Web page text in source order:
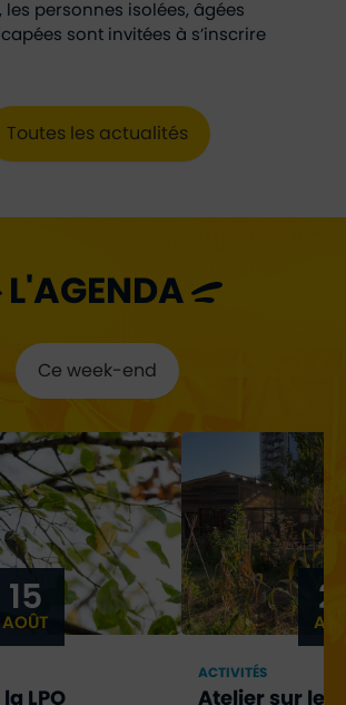
les personnes isolées, âgées
sont invitées à s’inscrire
Toutes les actualités
L'AGENDA
Ce week-end
15
AOÛT
LPO
ACTIVITÉS
Atelier sur les